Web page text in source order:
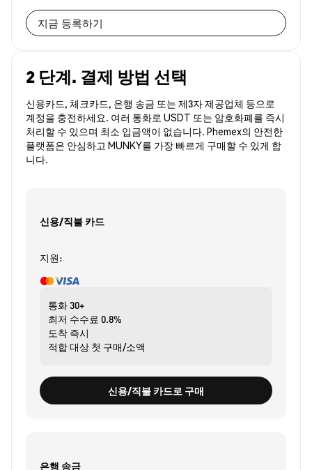
지금 등록하기
2 단계. 결제 방법 선택
신용카드, 체크카드, 은행 송금 또는 제3자 제공업체 등으로
계정을 충전하세요. 여러 통화로 USDT 또는 암호화폐를 즉시
처리할 수 있으며 최소 입금액이 없습니다. Phemex의 안전한
플랫폼은 안심하고 MUNKY를 가장 빠르게 구매할 수 있게 합
니다.
신용/직불 카드
지원:
통화30+
최저 수수료 0.8%
도착 즉시
적합 대상 첫 구매/소액
신용/직불 카드로 구매
은행 송금